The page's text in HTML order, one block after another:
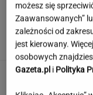
możesz się
Zaawansowanych”
zależności od
jest kierowany.
osobowych
Gazeta.pl i Polityka